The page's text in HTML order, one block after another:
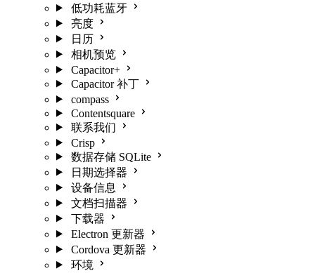
低功耗蓝牙
亮度
日历
相机预览
Capacitor+
Capacitor 补丁
compass
Contentsquare
联系我们
Crisp
数据存储 SQLite
日期选择器
设备信息
文档扫描器
下载器
Electron 更新器
Cordova 更新器
环境